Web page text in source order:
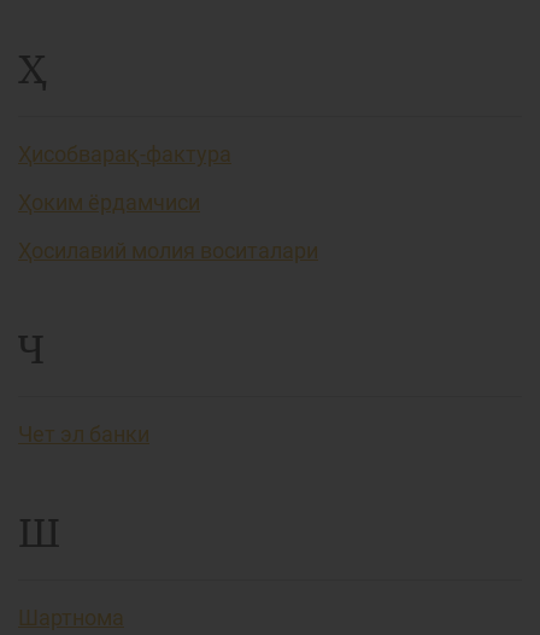
Ҳ
Ҳисобварақ-фактура
Ҳоким ёрдамчиси
Ҳосилавий молия воситалари
Ч
Чет эл банки
Ш
Шартнома